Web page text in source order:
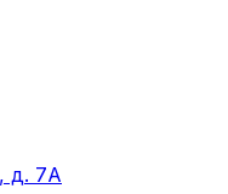
д. 7А